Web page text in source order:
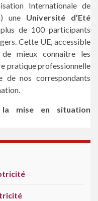
Internationale de
une Université d’Eté
de 100 participants
Cette UE, accessible
de mieux connaître les
pratique professionnelle
de nos correspondants
mise en situation